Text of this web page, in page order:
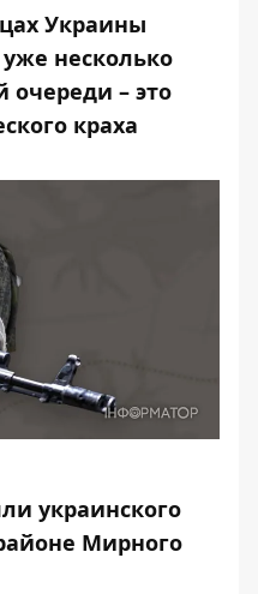
Украины
несколько
очереди – это
краха
украинского
Мирного